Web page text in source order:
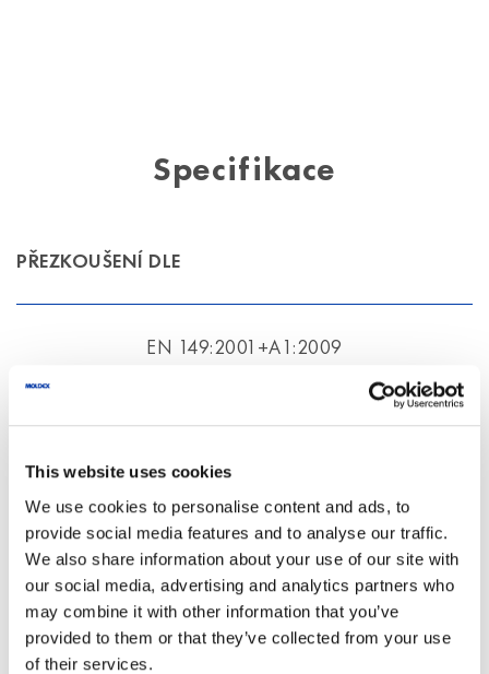
This website uses cookies
We use cookies to personalise content and ads, to
provide social media features and to analyse our traffic.
We also share information about your use of our site with
our social media, advertising and analytics partners who
may combine it with other information that you’ve
provided to them or that they’ve collected from your use
of their services.
Specifikace
PŘEZKOUŠENÍ DLE
EN 149:2001+A1:2009
CERTIFIKOVÁNO DLE
(EU) 2016/425
DOBA ŽIVOTNOSTI OD DATA VÝROBY